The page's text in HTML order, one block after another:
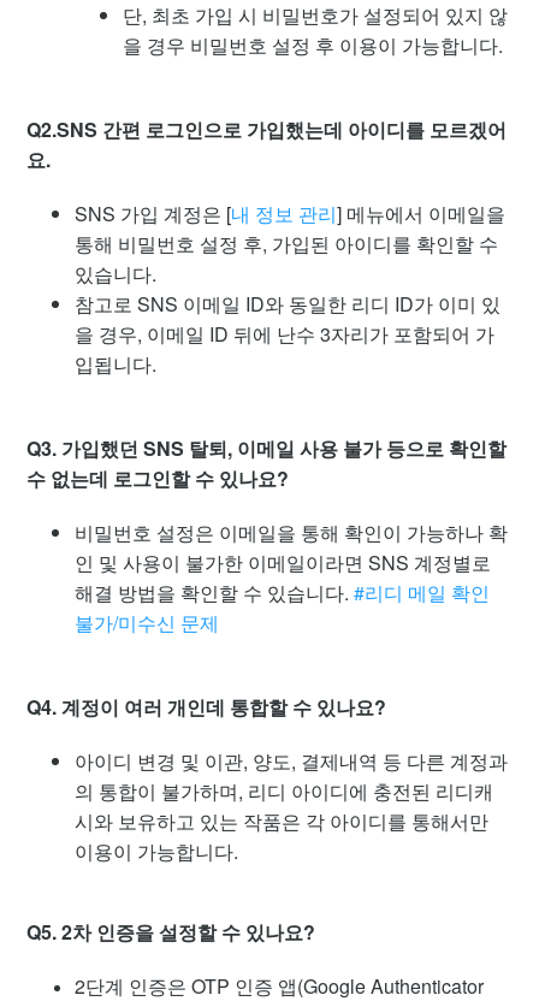
단, 최초 가입 시 비밀번호가 설정되어 있지 않
을 경우 비밀번호 설정 후 이용이 가능합니다.
Q2.SNS 간편 로그인으로 가입했는데 아이디를 모르겠어
요.
SNS 가입 계정은 [내 정보 관리] 메뉴에서 이메일을
통해 비밀번호 설정 후, 가입된 아이디를 확인할 수
있습니다.
참고로 SNS 이메일 ID와 동일한 리디 ID가 이미 있
을 경우, 이메일 ID 뒤에 난수 3자리가 포함되어 가
입됩니다.
Q3. 가입했던 SNS 탈퇴, 이메일 사용 불가 등으로 확인할
수 없는데 로그인할 수 있나요?
비밀번호 설정은 이메일을 통해 확인이 가능하나 확
인 및 사용이 불가한 이메일이라면 SNS 계정별로
해결 방법을 확인할 수 있습니다.#리디 메일 확인
불가/미수신 문제
Q4. 계정이 여러 개인데 통합할 수 있나요?
아이디 변경 및 이관, 양도, 결제내역 등 다른 계정과
의 통합이 불가하며, 리디 아이디에 충전된 리디캐
시와 보유하고 있는 작품은 각 아이디를 통해서만
이용이 가능합니다.
Q5.2차 인증을 설정할 수 있나요?
2단계 인증은 OTP 인증 앱(Google Authenticator